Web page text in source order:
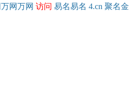
万网万网 访问 易名易名 4.cn 聚名金